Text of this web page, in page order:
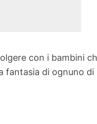
con i bambini
fantasia di ognuno